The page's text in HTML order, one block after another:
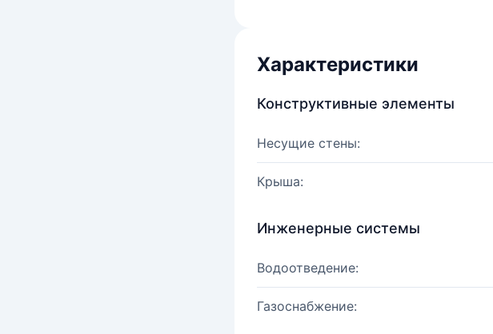
Характеристики
Конструктивные элементы
Несущие стены:
Крыша:
Инженерные системы
Водоотведение:
Газоснабжение: